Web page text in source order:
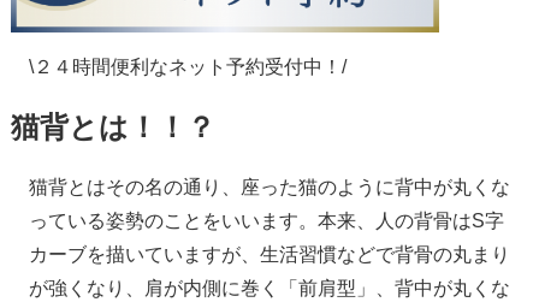
\２４時間便利なネット予約受付中！/
猫背とは！！？
猫背とはその名の通り、座った猫のように背中が丸くな
っている姿勢のことをいいます。本来、人の背骨はS字
カーブを描いていますが、生活習慣などで背骨の丸まり
が強くなり、肩が内側に巻く「前肩型」、背中が丸くな